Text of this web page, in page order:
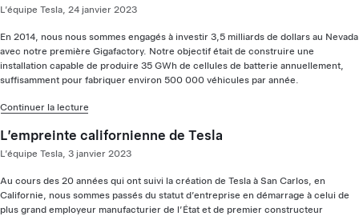
L’équipe Tesla, 24 janvier 2023
En 2014, nous nous sommes engagés à investir 3,5 milliards de dollars au Nevada
avec notre première Gigafactory. Notre objectif était de construire une
installation capable de produire 35 GWh de cellules de batterie annuellement,
suffisamment pour fabriquer environ 500 000 véhicules par année.
Continuer la lecture
L’empreinte californienne de Tesla
L’équipe Tesla, 3 janvier 2023
Au cours des 20 années qui ont suivi la création de Tesla à San Carlos, en
Californie, nous sommes passés du statut d’entreprise en démarrage à celui de
plus grand employeur manufacturier de l’État et de premier constructeur